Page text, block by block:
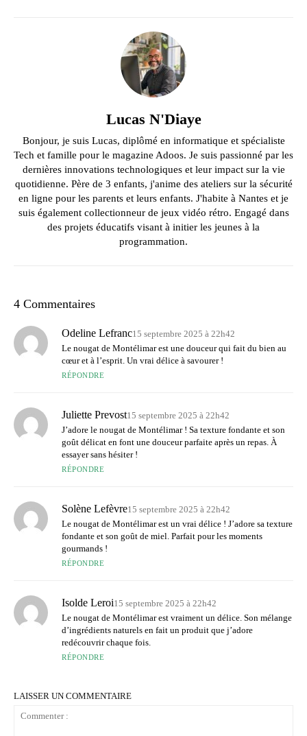
Lucas N'Diaye
Bonjour, je suis Lucas, diplômé en informatique et spécialiste
Tech et famille pour le magazine Adoos. Je suis passionné par les
dernières innovations technologiques et leur impact sur la vie
quotidienne. Père de 3 enfants, j'anime des ateliers sur la sécurité
en ligne pour les parents et leurs enfants. J'habite à Nantes et je
suis également collectionneur de jeux vidéo rétro. Engagé dans
des projets éducatifs visant à initier les jeunes à la
programmation.
4 Commentaires
Odeline Lefranc15 septembre 2025 à 22h42
Le nougat de Montélimar est une douceur qui fait du bien au
cœur et à l’esprit. Un vrai délice à savourer !
RÉPONDRE
Juliette Prevost15 septembre 2025 à 22h42
J’adore le nougat de Montélimar ! Sa texture fondante et son
goût délicat en font une douceur parfaite après un repas. À
essayer sans hésiter !
RÉPONDRE
Solène Lefèvre15 septembre 2025 à 22h42
Le nougat de Montélimar est un vrai délice ! J’adore sa texture
fondante et son goût de miel. Parfait pour les moments
gourmands !
RÉPONDRE
Isolde Leroi15 septembre 2025 à 22h42
Le nougat de Montélimar est vraiment un délice. Son mélange
d’ingrédients naturels en fait un produit que j’adore
redécouvrir chaque fois.
RÉPONDRE
LAISSER UN COMMENTAIRE